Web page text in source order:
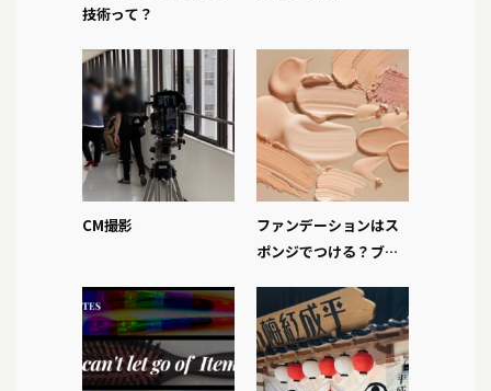
技術って？
CM撮影
ファンデーションはス
ポンジでつける？ブラ